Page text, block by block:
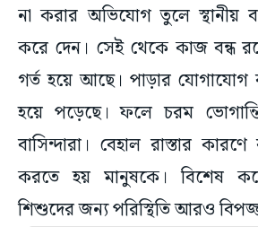
না করার অভিযোগ তুলে স্থানীয়
করে দেন। সেই থেকে কাজ বন্ধ
গর্ত হয়ে আছে। পাড়ার যোগাযোগ
হয়ে পড়েছে। ফলে চরম
বাসিন্দারা। বেহাল রাস্তার
করতে হয় মানুষকে। বিশেষ
শিশুদের জন্য পরিস্থিতি আরও